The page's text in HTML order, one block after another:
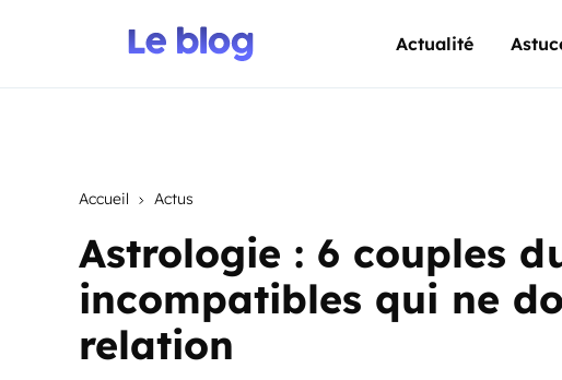
Actualité
Accueil Actus
Astrologie : 6 couples
incompatibles qui ne
relation